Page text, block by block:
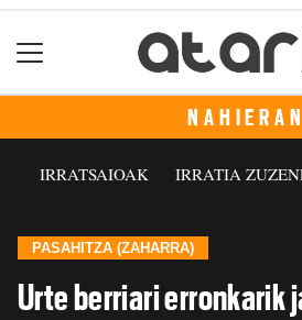
NAHIERAN
IRRATSAIOAK IRRATIA
PASAHITZA (ZAHARRA)
Urte berriari erronkarik